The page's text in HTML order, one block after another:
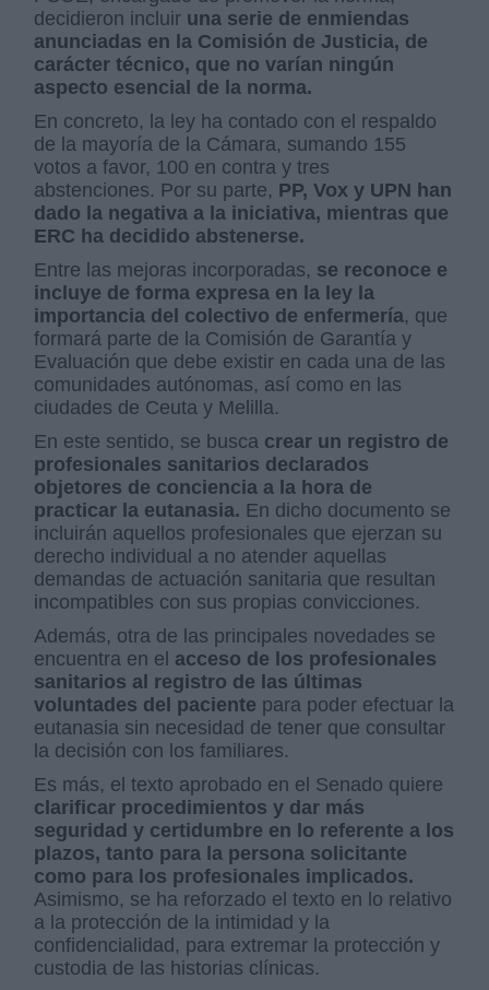
decidieron incluir una serie de enmiendas
anunciadas en la Comisión de Justicia, de
carácter técnico, que no varían ningún
aspecto esencial de la norma.
En concreto, la ley ha contado con el respaldo
de la mayoría de la Cámara, sumando 155
votos a favor, 100 en contra y tres
abstenciones. Por su parte, PP, Vox y UPN han
dado la negativa a la iniciativa, mientras que
ERC ha decidido abstenerse.
Entre las mejoras incorporadas, se reconoce e
incluye de forma expresa en la ley la
importancia del colectivo de enfermería, que
formará parte de la Comisión de Garantía y
Evaluación que debe existir en cada una de las
comunidades autónomas, así como en las
ciudades de Ceuta y Melilla.
En este sentido, se busca crear un registro de
profesionales sanitarios declarados
objetores de conciencia a la hora de
practicar la eutanasia. En dicho documento se
incluirán aquellos profesionales que ejerzan su
derecho individual a no atender aquellas
demandas de actuación sanitaria que resultan
incompatibles con sus propias convicciones.
Además, otra de las principales novedades se
encuentra en el acceso de los profesionales
sanitarios al registro de las últimas
voluntades del paciente para poder efectuar la
eutanasia sin necesidad de tener que consultar
la decisión con los familiares.
Es más, el texto aprobado en el Senado quiere
clarificar procedimientos y dar más
seguridad y certidumbre en lo referente a los
plazos, tanto para la persona solicitante
como para los profesionales implicados.
Asimismo, se ha reforzado el texto en lo relativo
a la protección de la intimidad y la
confidencialidad, para extremar la protección y
custodia de las historias clínicas.